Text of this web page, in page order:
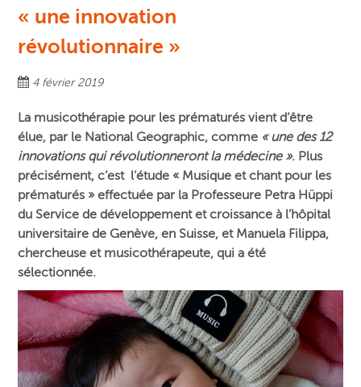
« une innovation
révolutionnaire »
4 février 2019
La musicothérapie pour les prématurés vient d’être
élue, par le National Geographic, comme « une des 12
innovations qui révolutionneront la médecine ». Plus
précisément, c’est l’étude « Musique et chant pour les
prématurés » effectuée par la Professeure Petra Hüppi
du Service de développement et croissance à l’hôpital
universitaire de Genève, en Suisse, et Manuela Filippa,
chercheuse et musicothérapeute, qui a été
sélectionnée.